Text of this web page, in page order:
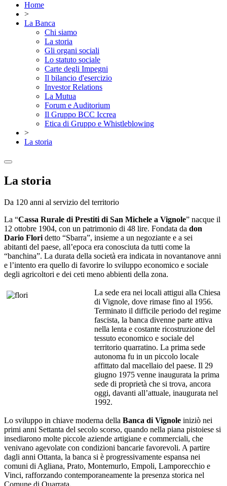
Home
>
La Banca
Chi siamo
La storia
Gli organi sociali
Lo statuto sociale
Carte degli Impegni
Il bilancio d'esercizio
Investor Relations
La Mutua
Forum e Auditorium
Il Gruppo BCC Iccrea
Etica di Gruppo e Whistleblowing
>
La storia
La storia
Da 120 anni al servizio del territorio
La “Cassa Rurale di Prestiti di San Michele a Vignole” nacque il
12 ottobre 1904, con un patrimonio di 48 lire. Fondata da don
Dario Flori detto “Sbarra”, insieme a un negoziante e a sei
abitanti del paese, all’epoca era conosciuta da tutti come la
“banchina”. La durata della società era indicata in novantanove anni
e l’intento era quello di favorire lo sviluppo economico e sociale
degli agricoltori e dei ceti meno abbienti della zona.
La sede era nei locali attigui alla Chiesa
di Vignole, dove rimase fino al 1956.
Terminato il difficile periodo del regime
fascista, la banca divenne parte attiva
nella lenta e costante ricostruzione del
tessuto economico e sociale del
territorio quarratino. La prima sede
autonoma fu in un piccolo locale
affittato dal macellaio del paese. Il 29
giugno 1975 venne inaugurata la prima
sede di proprietà che si trova, ancora
oggi, davanti all’attuale, inaugurata nel
1992.
Lo sviluppo in chiave moderna della Banca di Vignole iniziò nei
primi anni Settanta del secolo scorso, quando nella piana pistoiese si
insediarono molte piccole aziende artigiane e commerciali, che
venivano agevolate con condizioni bancarie favorevoli. A partire
dagli anni Ottanta, la banca si è progressivamente espansa nei
comuni di Agliana, Prato, Montemurlo, Empoli, Lamporecchio e
Vinci, rafforzando contemporaneamente la presenza storica nel
Comune di Quarrata.